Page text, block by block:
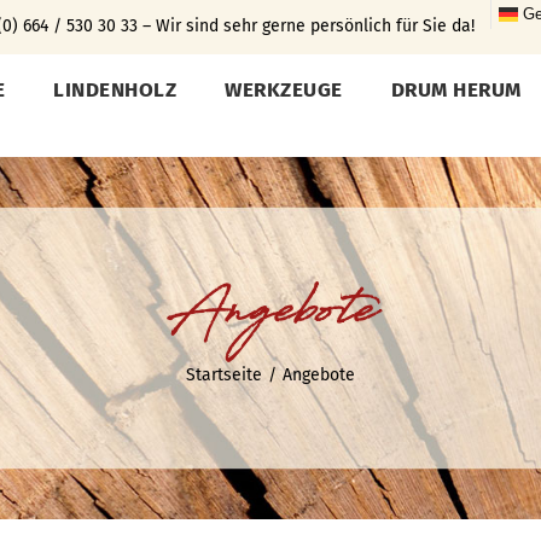
664 / 530 30 33 – Wir sind sehr gerne persönlich für Sie da!
LINDENHOLZ WERKZEUGE DRUM HERUM
Angebote
Startseite Angebote